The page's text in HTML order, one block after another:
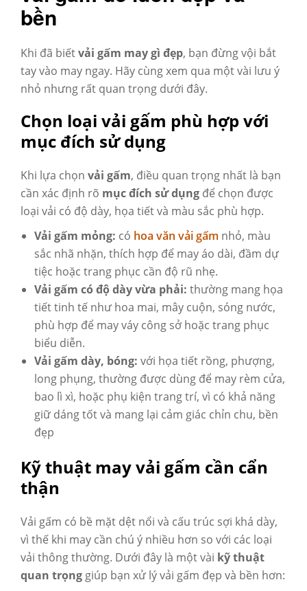
bền
Khi đã biếtvải gấm may gì đẹp, bạn đừng vội bắt
tay vào may ngay. Hãy cùng xem qua một vài lưu ý
nhỏ nhưng rất quan trọng dưới đây.
Chọn loại vải gấm phù hợp với
mục đích sử dụng
Khi lựa chọn vải gấm, điều quan trọng nhất là bạn
cần xác định rõ mục đích sử dụng để chọn được
loại vải có độ dày, họa tiết và màu sắc phù hợp.
Vải gấm mỏng: có hoa văn vải gấm nhỏ, màu
sắc nhã nhặn, thích hợp để may áo dài, đầm dự
tiệc hoặc trang phục cần độ rũ nhẹ.
Vải gấm có độ dày vừa phải: thường mang họa
tiết tinh tế như hoa mai, mây cuộn, sóng nước,
phù hợp để may váy công sở hoặc trang phục
biểu diễn.
Vải gấm dày, bóng: với họa tiết rồng, phượng,
long phụng, thường được dùng để may rèm cửa,
bao lì xì, hoặc phụ kiện trang trí, vì có khả năng
giữ dáng tốt và mang lại cảm giác chỉn chu, bền
đẹp
Kỹ thuật may vải gấm cần cẩn
thận
Vải gấm có bề mặt dệt nổi và cấu trúc sợi khá dày,
vì thế khi may cần chú ý nhiều hơn so với các loại
vải thông thường. Dưới đây là một vài kỹ thuật
quan trọng giúp bạn xử lý vải gấm đẹp và bền hơn: